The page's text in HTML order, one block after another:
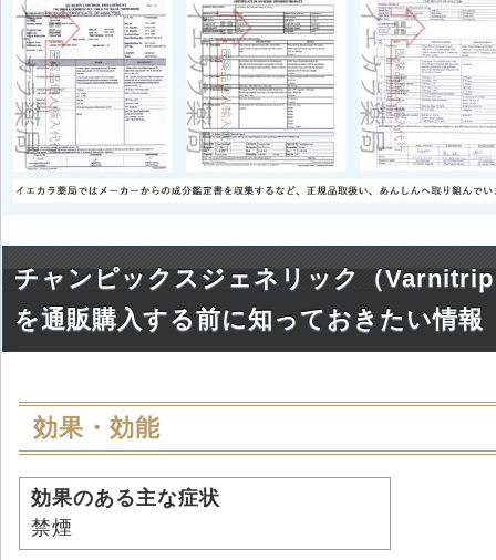
チャンピックスジェネリック（
を通販購入する前に知っておきたい情報
効果・効能
効果のある主な症状
禁煙